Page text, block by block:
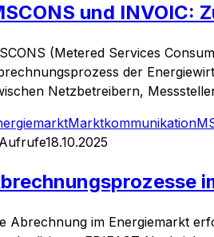
und INVOIC:
(Metered Services
der
Netzbetreibern,
Marktkommunikation
Aufrufe18.10.2025
Abrechnung im Energiemarkt